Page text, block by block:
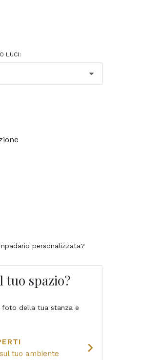
LUCI:
personalizzata?
tuo spazio?
foto della tua stanza e
tuo ambiente chevron_right